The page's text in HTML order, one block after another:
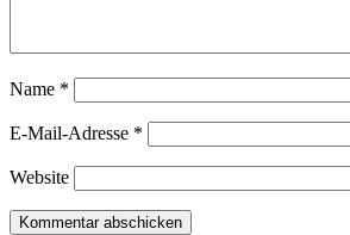
Name *
E-Mail-Adresse *
Website